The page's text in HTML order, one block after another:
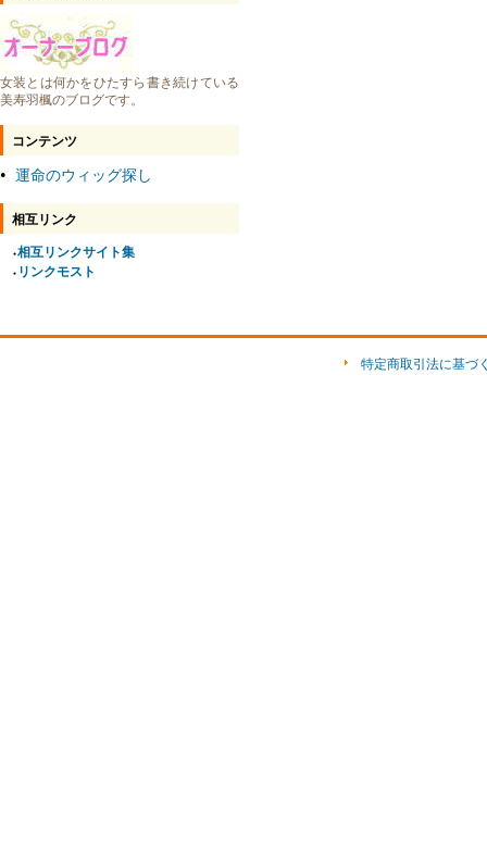
女装とは何かをひたすら書き続けている
美寿羽楓のブログです。
コンテンツ
● 運命のウィッグ探し
相互リンク
●相互リンクサイト集
● リンクモスト
特定商取引法に基づ